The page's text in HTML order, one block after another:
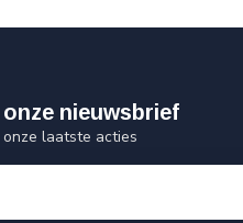
nieuwsbrief
laatste acties